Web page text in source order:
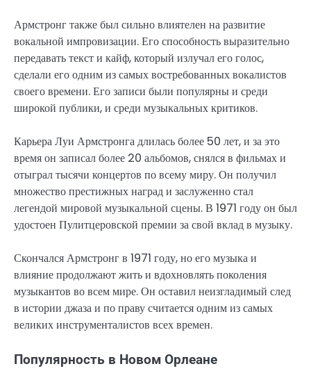
Армстронг также был сильно влиятелен на развитие
вокальной импровизации. Его способность выразительно
передавать текст и кайф, который излучал его голос,
сделали его одним из самых востребованных вокалистов
своего времени. Его записи были популярны и среди
широкой публики, и среди музыкальных критиков.
Карьера Луи Армстронга длилась более 50 лет, и за это
время он записал более 20 альбомов, снялся в фильмах и
отыграл тысячи концертов по всему миру. Он получил
множество престижных наград и заслуженно стал
легендой мировой музыкальной сцены. В 1971 году он был
удостоен Пулитцеровской премии за свой вклад в музыку.
Скончался Армстронг в 1971 году, но его музыка и
влияние продолжают жить и вдохновлять поколения
музыкантов во всем мире. Он оставил неизгладимый след
в истории джаза и по праву считается одним из самых
великих инструменталистов всех времен.
Популярность в Новом Орлеане